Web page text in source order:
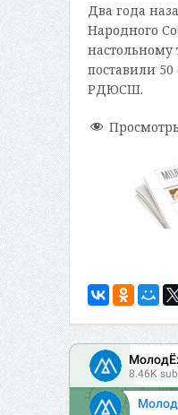
Два года
Народного
настольному
поставили
РДЮСШ.